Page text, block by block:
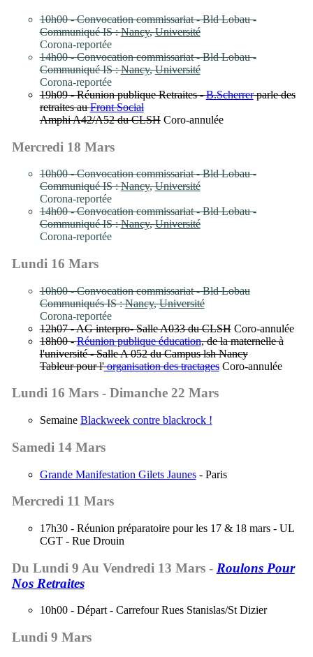
Lundi 9 Mars
Du Lundi 9 Au Vendredi 13 Mars - Roulons Pour
Nos Retraites
10h00 - Départ - Carrefour Rues Stanislas/St Dizier
Mercredi 11 Mars
17h30 - Réunion préparatoire pour les 17 & 18 mars - UL
CGT - Rue Drouin
Samedi 14 Mars
Grande Manifestation Gilets Jaunes- Paris
Lundi 16 Mars - Dimanche 22 Mars
Semaine Blackweek contre blackrock !
Lundi 16 Mars
10h00 - Convocation commissariat - Bld Lobau
Communiqués IS :Nancy,Université
Corona-reportée
12h07 - AG interpro- Salle A033 du CLSHCoro-annulée
18h00 -Réunion publique éducation, de la maternelle à
l'université - Salle A 052 du Campus lsh Nancy
Tableur pour l'organisation des tractagesCoro-annulée
Mercredi 18 Mars
10h00 - Convocation commissariat - Bld Lobau -
Communiqué IS :Nancy,Université
Corona-reportée
14h00 - Convocation commissariat - Bld Lobau -
Communiqué IS :Nancy,Université
Corona-reportée
10h00 - Convocation commissariat - Bld Lobau -
Communiqué IS :Nancy,Université
Corona-reportée
14h00 - Convocation commissariat - Bld Lobau -
Communiqué IS :Nancy,Université
Corona-reportée
19h09 - Réunion publique Retraites -B.Scherrerparle des
retraites auFront Social
Amphi A42/A52 du CLSHCoro-annulée